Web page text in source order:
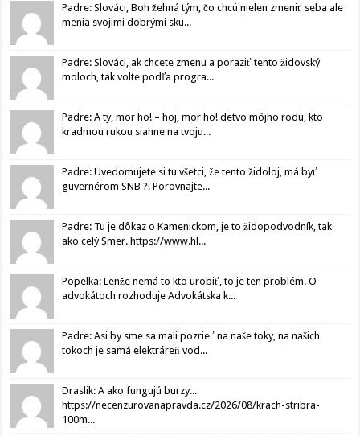
Padre: Slováci, Boh žehná tým, čo chcú nielen zmeniť seba ale
menia svojimi dobrými sku...
Padre: Slováci, ak chcete zmenu a poraziť tento židovský
moloch, tak volte podľa progra...
Padre: A ty, mor ho! – hoj, mor ho! detvo môjho rodu, kto
kradmou rukou siahne na tvoju...
Padre: Uvedomujete si tu všetci, že tento židoloj, má byť
guvernérom SNB ?! Porovnajte...
Padre: Tu je dôkaz o Kamenickom, je to židopodvodník, tak
ako celý Smer. https://www.hl...
Popelka: Lenže nemá to kto urobiť, to je ten problém. O
advokátoch rozhoduje Advokátska k...
Padre: Asi by sme sa mali pozrieť na naše toky, na našich
tokoch je samá elektráreň vod...
Draslik: A ako fungujú burzy...
https://necenzurovanapravda.cz/2026/08/krach-stribra-
100m...